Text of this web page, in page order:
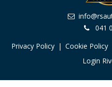
041
Privacy Policy | Cookie Policy
Login